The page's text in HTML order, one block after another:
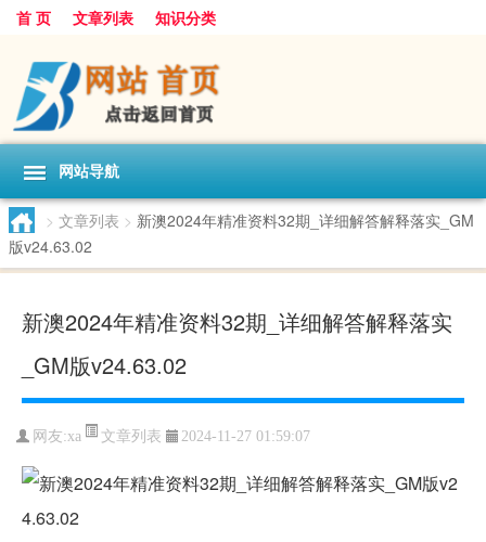
首 页 文章列表 知识分类
网站导航
> 文章列表 > 新澳2024年精准资料32期_详细解答解释落实_GM
版v24.63.02
新澳2024年精准资料32期_详细解答解释落实
_GM版v24.63.02
网友:xa 文章列表 2024-11-27 01:59:07